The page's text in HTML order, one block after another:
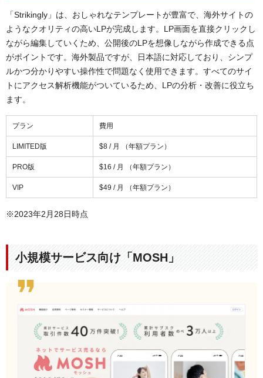
「Strikingly」は、おしゃれなテンプレートが豊富で、海外サイトの
ようなクオリティの高いLPが完成します。LP画面を直接クリックし
ながら編集していくため、公開後のLPを想像しながら作成できる点
がポイントです。海外製品ですが、日本語に対応しており、シンプ
ルかつ分かりやすい操作性で問題なく使用できます。すべてのサイ
トにアクセス解析機能がついているため、LPの分析・改善に役立ち
ます。
プラン 費用
LIMITED版 $8 / 月 （年額プラン）
PRO版 $16 / 月 （年額プラン）
VIP $49 / 月 （年額プラン）
※2023年2月28日時点
小規模サービス向け「MOSH」